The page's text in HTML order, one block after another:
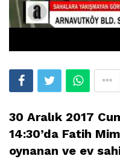
30 Aralık 2017
14:30’da Fatih
oynanan ve ev